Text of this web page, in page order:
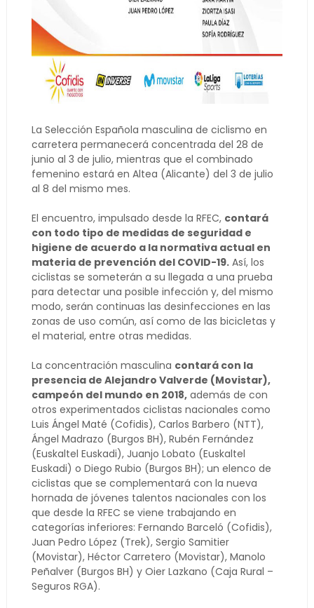
La Selección Española masculina de ciclismo en
carretera permanecerá concentrada del 28 de
junio al 3 de julio, mientras que el combinado
femenino estará en Altea (Alicante) del 3 de julio
al 8 del mismo mes.
El encuentro, impulsado desde la RFEC, contará
con todo tipo de medidas de seguridad e
higiene de acuerdo a la normativa actual en
materia de prevención del COVID-19.Así, los
ciclistas se someterán a su llegada a una prueba
para detectar una posible infección y, del mismo
modo, serán continuas las desinfecciones en las
zonas de uso común, así como de las bicicletas y
el material, entre otras medidas.
La concentración masculina contará con la
presencia de Alejandro Valverde (Movistar),
campeón del mundo en 2018,además de con
otros experimentados ciclistas nacionales como
Luis Ángel Maté (Cofidis), Carlos Barbero (NTT),
Ángel Madrazo (Burgos BH), Rubén Fernández
(Euskaltel Euskadi), Juanjo Lobato (Euskaltel
Euskadi) o Diego Rubio (Burgos BH); un elenco de
ciclistas que se complementará con la nueva
hornada de jóvenes talentos nacionales con los
que desde la RFEC se viene trabajando en
categorías inferiores: Fernando Barceló (Cofidis),
Juan Pedro López (Trek), Sergio Samitier
(Movistar), Héctor Carretero (Movistar), Manolo
Peñalver (Burgos BH) y Oier Lazkano (Caja Rural –
Seguros RGA).